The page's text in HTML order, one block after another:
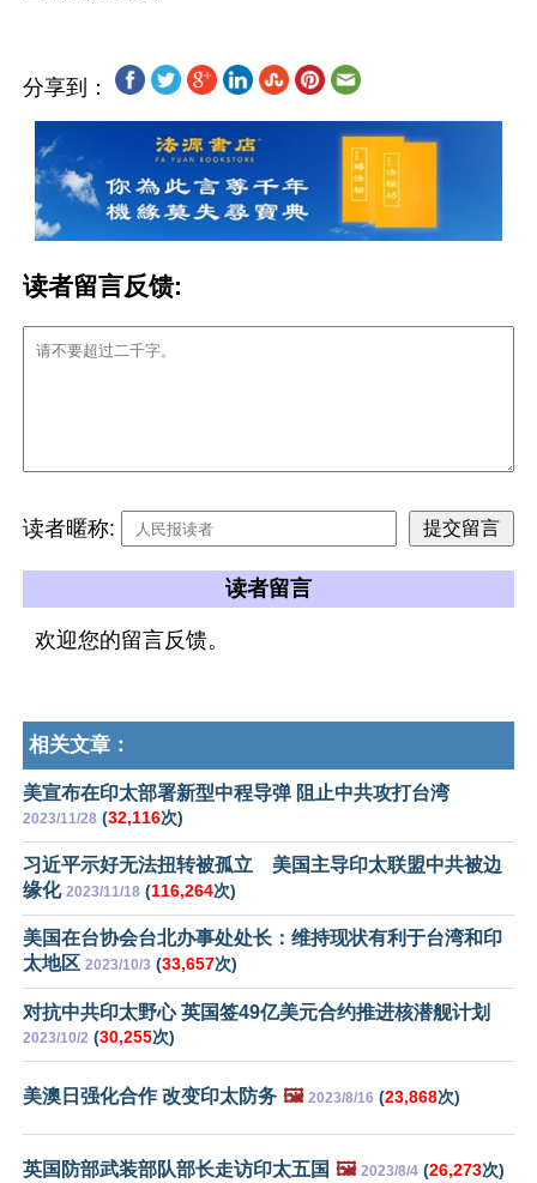
分享到：
读者留言反馈:
读者暱称:
读者留言
欢迎您的留言反馈。
相关文章：
美宣布在印太部署新型中程导弹 阻止中共攻打台湾
2023/11/28 (32,116次)
习近平示好无法扭转被孤立 美国主导印太联盟中共被边
缘化 2023/11/18 (116,264次)
美国在台协会台北办事处处长：维持现状有利于台湾和印
太地区 2023/10/3 (33,657次)
对抗中共印太野心 英国签49亿美元合约推进核潜舰计划
2023/10/2 (30,255次)
美澳日强化合作 改变印太防务 🖼️ 2023/8/16 (23,868次)
英国防部武装部队部长走访印太五国 🖼️ 2023/8/4 (26,273次)